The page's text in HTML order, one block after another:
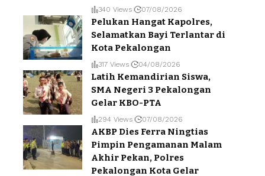
340 Views 07/08/2026
Pelukan Hangat Kapolres,
Selamatkan Bayi Terlantar di
Kota Pekalongan
317 Views 04/08/2026
Latih Kemandirian Siswa,
SMA Negeri 3 Pekalongan
Gelar KBO-PTA
294 Views 07/08/2026
AKBP Dies Ferra Ningtias
Pimpin Pengamanan Malam
Akhir Pekan, Polres
Pekalongan Kota Gelar